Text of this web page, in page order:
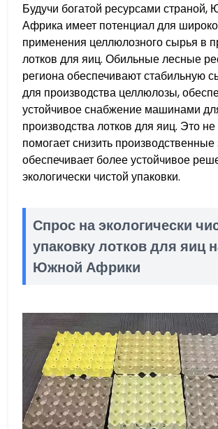
Будучи богатой ресурсами страной,
Африка имеет потенциал для
применения целлюлозного сырья в
лотков для яиц. Обильные лесные
региона обеспечивают стабильную
для производства целлюлозы,
устойчивое снабжение машинами
производства лотков для яиц. Это не
помогает снизить производственные
обеспечивает более устойчивое
экологически чистой упаковки.
Спрос на экологически
упаковку лотков для яиц
Южной Африки